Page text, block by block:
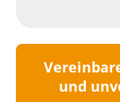
und